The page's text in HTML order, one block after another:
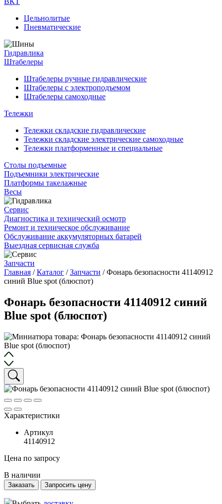
Цельнолитые
Пневматические
Гидравлика
Штабелеры
Штабелеры ручные гидравлические
Штабелеры с электроподъемом
Штабелеры самоходные
Тележки
Тележки складские гидравлические
Тележки складские электрические самоходные
Тележки платформенные и специальные
Столы подъемные
Подъемники электрические
Платформы такелажные
Весы
Сервис
Диагностика и технический осмотр
Ремонт и техническое обслуживание
Обслуживание аккумуляторных батарей
Выездная сервисная служба
Запчасти
Главная /Каталог /Запчасти /Фонарь безопасности 41140912
синий Blue spot (блюспот)
Фонарь безопасности 41140912 синий
Blue spot (блюспот)
Характеристики
Артикул
41140912
Цена по запросу
В наличии
Заказать Запросить цену